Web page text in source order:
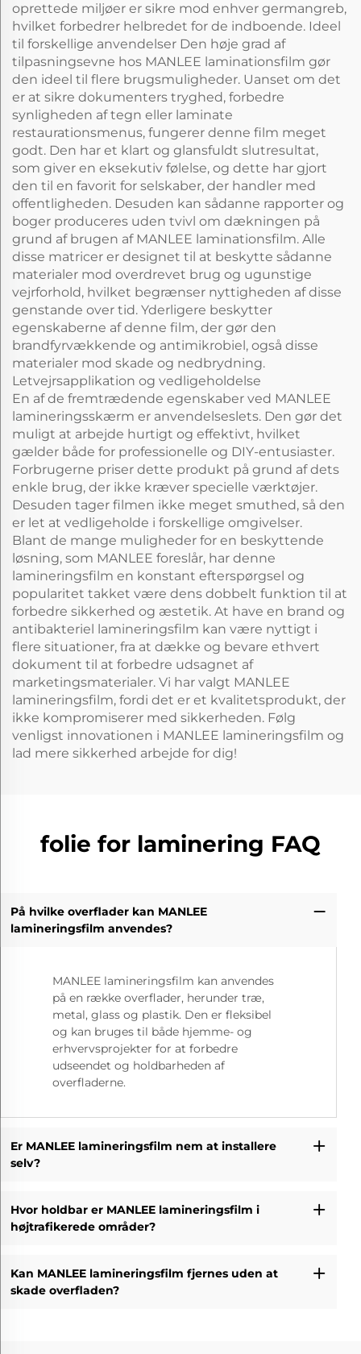
oprettede miljøer er sikre mod enhver germangreb,
hvilket forbedrer helbredet for de indboende. Ideel
til forskellige anvendelser Den høje grad af
tilpasningsevne hos MANLEE laminationsfilm gør
den ideel til flere brugsmuligheder. Uanset om det
er at sikre dokumenters tryghed, forbedre
synligheden af tegn eller laminate
restaurationsmenus, fungerer denne film meget
godt. Den har et klart og glansfuldt slutresultat,
som giver en eksekutiv følelse, og dette har gjort
den til en favorit for selskaber, der handler med
offentligheden. Desuden kan sådanne rapporter og
boger produceres uden tvivl om dækningen på
grund af brugen af MANLEE laminationsfilm. Alle
disse matricer er designet til at beskytte sådanne
materialer mod overdrevet brug og ugunstige
vejrforhold, hvilket begrænser nyttigheden af disse
genstande over tid. Yderligere beskytter
egenskaberne af denne film, der gør den
brandfyrvækkende og antimikrobiel, også disse
materialer mod skade og nedbrydning.
Letvejrsapplikation og vedligeholdelse
En af de fremtrædende egenskaber ved MANLEE
lamineringsskærm er anvendelseslets. Den gør det
muligt at arbejde hurtigt og effektivt, hvilket
gælder både for professionelle og DIY-entusiaster.
Forbrugerne priser dette produkt på grund af dets
enkle brug, der ikke kræver specielle værktøjer.
Desuden tager filmen ikke meget smuthed, så den
er let at vedligeholde i forskellige omgivelser.
Blant de mange muligheder for en beskyttende
løsning, som MANLEE foreslår, har denne
lamineringsfilm en konstant efterspørgsel og
popularitet takket være dens dobbelt funktion til at
forbedre sikkerhed og æstetik. At have en brand og
antibakteriel lamineringsfilm kan være nyttigt i
flere situationer, fra at dække og bevare ethvert
dokument til at forbedre udsagnet af
marketingsmaterialer. Vi har valgt MANLEE
lamineringsfilm, fordi det er et kvalitetsprodukt, der
ikke kompromiserer med sikkerheden. Følg
venligst innovationen i MANLEE lamineringsfilm og
lad mere sikkerhed arbejde for dig!
folie for laminering FAQ
På hvilke overflader kan MANLEE
lamineringsfilm anvendes?
MANLEE lamineringsfilm kan anvendes
på en række overflader, herunder træ,
metal, glass og plastik. Den er fleksibel
og kan bruges til både hjemme- og
erhvervsprojekter for at forbedre
udseendet og holdbarheden af
overfladerne.
Er MANLEE lamineringsfilm nem at installere
selv?
Hvor holdbar er MANLEE lamineringsfilm i
højtrafikerede områder?
Kan MANLEE lamineringsfilm fjernes uden at
skade overfladen?